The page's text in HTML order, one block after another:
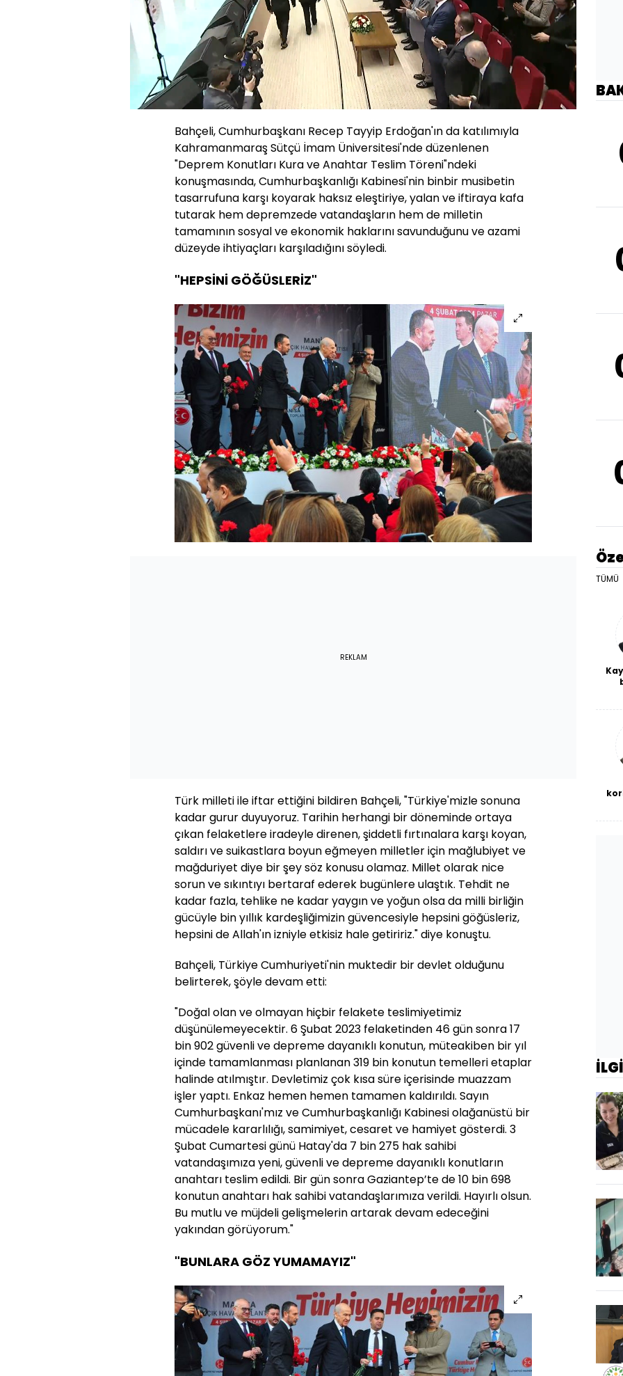
Sesi
Aç
1080
Yüklendi:
6.86%
Oynatma
Hızı
Bahçeli, Cumhurbaşkanı Recep Tayyip Erdoğan'ın da katılımıyla
Kahramanmaraş Sütçü İmam Üniversitesi'nde düzenlenen
"Deprem Konutları Kura ve Anahtar Teslim Töreni"ndeki
konuşmasında, Cumhurbaşkanlığı Kabinesi'nin binbir musibetin
tasarrufuna karşı koyarak haksız eleştiriye, yalan ve iftiraya kafa
tutarak hem depremzede vatandaşların hem de milletin
tamamının sosyal ve ekonomik haklarını savunduğunu ve azami
düzeyde ihtiyaçları karşıladığını söyledi.
"HEPSİNİ GÖĞÜSLERİZ"
REKLAM
Türk milleti ile iftar ettiğini bildiren Bahçeli, "Türkiye'mizle sonuna
kadar gurur duyuyoruz. Tarihin herhangi bir döneminde ortaya
çıkan felaketlere iradeyle direnen, şiddetli fırtınalara karşı koyan,
saldırı ve suikastlara boyun eğmeyen milletler için mağlubiyet ve
mağduriyet diye bir şey söz konusu olamaz. Millet olarak nice
sorun ve sıkıntıyı bertaraf ederek bugünlere ulaştık. Tehdit ne
kadar fazla, tehlike ne kadar yaygın ve yoğun olsa da milli birliğin
gücüyle bin yıllık kardeşliğimizin güvencesiyle hepsini göğüsleriz,
hepsini de Allah'ın izniyle etkisiz hale getiririz." diye konuştu.
Bahçeli, Türkiye Cumhuriyeti'nin muktedir bir devlet olduğunu
belirterek, şöyle devam etti:
"Doğal olan ve olmayan hiçbir felakete teslimiyetimiz
düşünülemeyecektir. 6 Şubat 2023 felaketinden 46 gün sonra 17
bin 902 güvenli ve depreme dayanıklı konutun, müteakiben bir yıl
içinde tamamlanması planlanan 319 bin konutun temelleri etaplar
halinde atılmıştır. Devletimiz çok kısa süre içerisinde muazzam
işler yaptı. Enkaz hemen hemen tamamen kaldırıldı. Sayın
Cumhurbaşkanı'mız ve Cumhurbaşkanlığı Kabinesi olağanüstü bir
mücadele kararlılığı, samimiyet, cesaret ve hamiyet gösterdi. 3
Şubat Cumartesi günü Hatay'da 7 bin 275 hak sahibi
vatandaşımıza yeni, güvenli ve depreme dayanıklı konutların
anahtarı teslim edildi. Bir gün sonra Gaziantep’te de 10 bin 698
konutun anahtarı hak sahibi vatandaşlarımıza verildi. Hayırlı olsun.
Bu mutlu ve müjdeli gelişmelerin artarak devam edeceğini
yakından görüyorum."
"BUNLARA GÖZ YUMAMAYIZ"
TÜMÜ